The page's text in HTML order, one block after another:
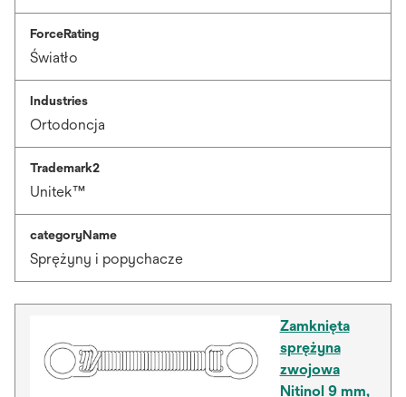
ForceRating
Światło
Industries
Ortodoncja
Trademark2
Unitek™
categoryName
Sprężyny i popychacze
Zamknięta
sprężyna
zwojowa
Nitinol 9 mm,